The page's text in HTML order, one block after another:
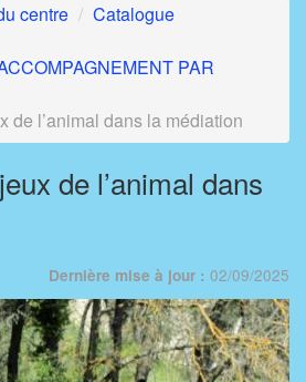
centre
Catalogue
PAR
de l’animal dans la médiation
de l’animal dans
Dernière mise à jour : 02/09/2025